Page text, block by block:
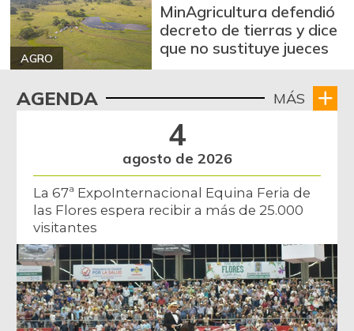
AGRO
MinAgricultura defendió
decreto de tierras y dice
que no sustituye jueces
AGENDA MÁS
4
agosto de 2026
La 67ª ExpoInternacional Equina Feria de
las Flores espera recibir a más de 25.000
visitantes